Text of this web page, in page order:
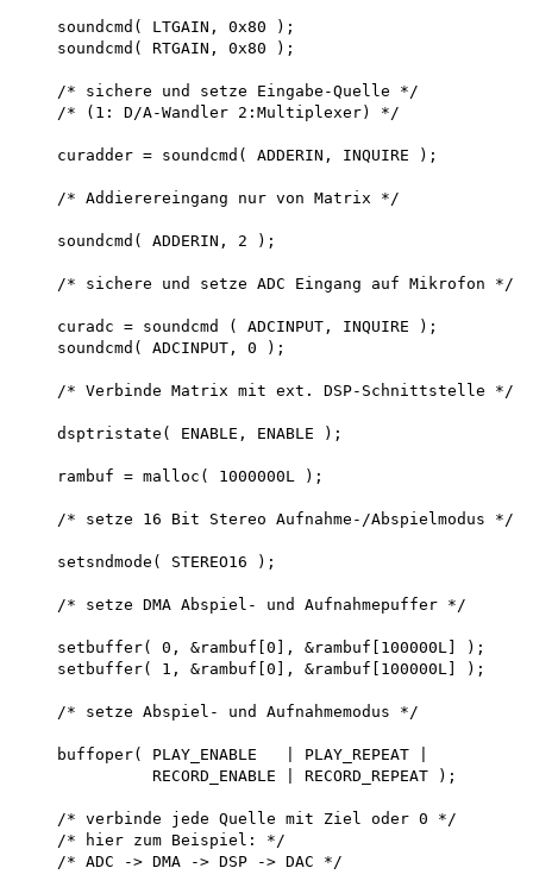
    soundcmd( LTGAIN, 0x80 );
    soundcmd( RTGAIN, 0x80 );
    /* sichere und setze Eingabe-Quelle */
    /* (1: D/A-Wandler 2:Multiplexer) */
    curadder = soundcmd( ADDERIN, INQUIRE );
    /* Addierereingang nur von Matrix */
    soundcmd( ADDERIN, 2 );
    /* sichere und setze ADC Eingang auf Mikrofon */
    curadc = soundcmd ( ADCINPUT, INQUIRE );
    soundcmd( ADCINPUT, 0 );
    /* Verbinde Matrix mit ext. DSP-Schnittstelle */
    dsptristate( ENABLE, ENABLE );
    rambuf = malloc( 1000000L );
    /* setze 16 Bit Stereo Aufnahme-/Abspielmodus */
    setsndmode( STEREO16 );
    /* setze DMA Abspiel- und Aufnahmepuffer */
    setbuffer( 0, &rambuf[0], &rambuf[100000L] );
    setbuffer( 1, &rambuf[0], &rambuf[100000L] );
    /* setze Abspiel- und Aufnahmemodus */
    buffoper( PLAY_ENABLE   | PLAY_REPEAT |
              RECORD_ENABLE | RECORD_REPEAT );
    /* verbinde jede Quelle mit Ziel oder 0 */
    /* hier zum Beispiel: */
    /* ADC -> DMA -> DSP -> DAC */